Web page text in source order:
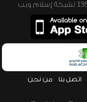
اتصل بنا من نحن